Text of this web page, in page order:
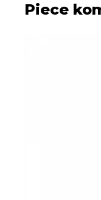
Piece